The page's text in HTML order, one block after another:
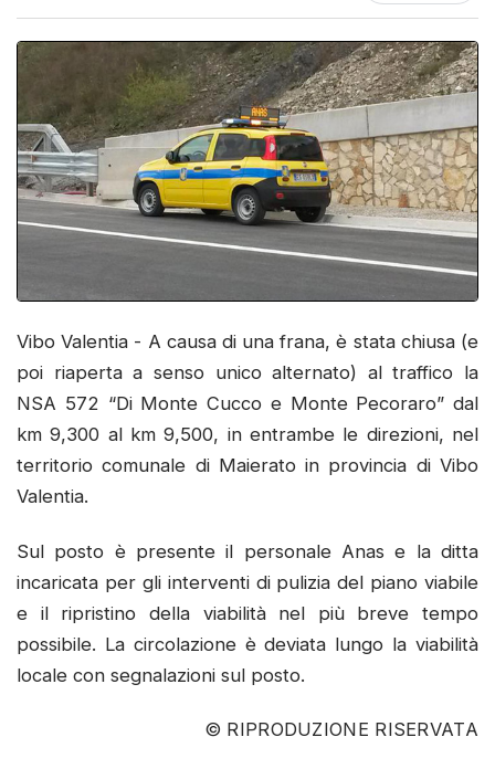
Vibo Valentia - A causa di una frana, è stata chiusa (e
poi riaperta a senso unico alternato) al traffico la
NSA 572 “Di Monte Cucco e Monte Pecoraro” dal
km 9,300 al km 9,500, in entrambe le direzioni, nel
territorio comunale di Maierato in provincia di Vibo
Valentia.
Sul posto è presente il personale Anas e la ditta
incaricata per gli interventi di pulizia del piano viabile
e il ripristino della viabilità nel più breve tempo
possibile. La circolazione è deviata lungo la viabilità
locale con segnalazioni sul posto.
© RIPRODUZIONE RISERVATA